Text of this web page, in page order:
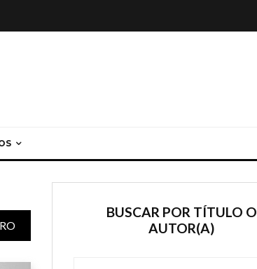
BUSCAR POR TÍTULO O
AUTOR(A)